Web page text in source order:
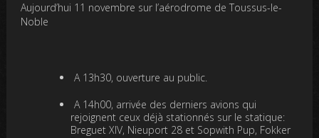
Aujourd’hui 11 novembre sur l’aérodrome de Toussus-le-
Noble
A 13h30, ouverture au public.
A 14h00, arrivée des derniers avions qui
rejoignent ceux déjà stationnés sur le statique:
Breguet XIV, Nieuport 28 et Sopwith Pup, Fokker